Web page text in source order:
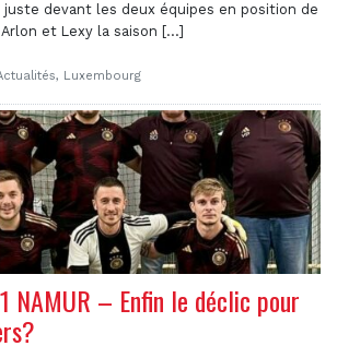
devant les deux équipes en position de
et Lexy la saison [...]
, Luxembourg
NAMUR – Enfin le déclic pour